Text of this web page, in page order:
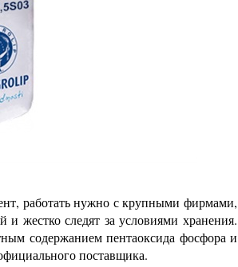
работать нужно с крупными фирмами,
и жестко следят за условиями хранения.
содержанием пентаоксида фосфора и
поставщика.